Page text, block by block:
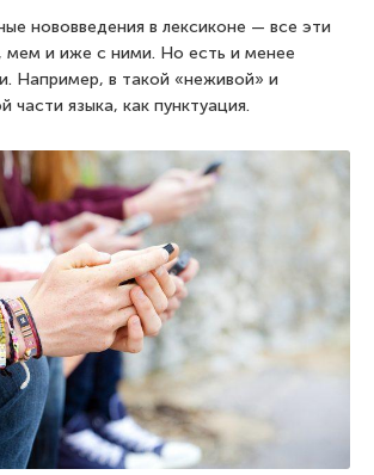
нововведения в лексиконе — все эти
мем и иже с ними. Но есть и менее
Например, в такой «неживой» и
части языка, как пунктуация.